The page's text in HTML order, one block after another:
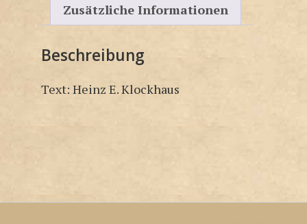
Zusätzliche Informationen
Beschreibung
Text: Heinz E. Klockhaus